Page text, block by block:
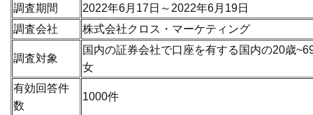
調査期間
2022年6月17日～2022年6月19日
調査会社
株式会社クロス・マーケティング
調査対象
国内の証券会社で口座を有する国内の20歳
女
有効回答件
数
1000件